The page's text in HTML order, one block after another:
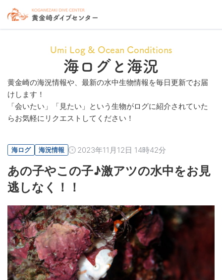
Umi Log & Ocean Conditions
海ログと海況
黄金崎の海況情報や、最新の水中生物情報を毎日更新でお届
けします！
「会いたい」「見たい」という生物がログに紹介されていた
らお気軽にリクエストしてください！
海ログ 海況情報 2023年11月12日 14時42分
あの子やこの子♪激アツの水中をお見
逃しなく！！